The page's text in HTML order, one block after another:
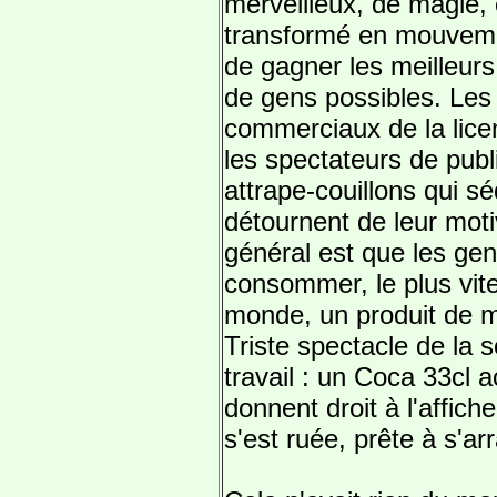
transformé en
de gagner les
de gens possibles.
commerciaux de la
les spectateurs de
attrape-couillons qui
détournent de leur
général est que les
consommer, le plus
monde, un produit de
Triste spectacle de la
travail : un Coca 33cl
donnent droit à
s'est ruée, prête à